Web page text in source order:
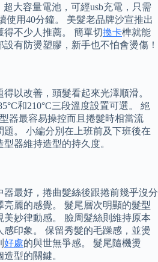
超大容量電池，可經usb充電，只需
使用40分鐘。 美髮老品牌沙宣推出
不少人推薦。 簡單切換卡榫就能
有防燙塑膠，新手也不怕會燙傷！
以改善，頭髮看起來光澤順滑。
和210°C三段溫度設置可選。 絕
器最容易操控而且捲髮時相當流
。 小編分別在上班前及下班後在
器維持造型的持久度。
最好，捲曲髮絲後跟捲前幾乎沒分
亮麗的感覺。 髮尾層次明顯的髮型
美妙律動感。 臉周髮絲則維持原本
印象。 保留秀髮的毛躁感，並燙
好處的與世無爭感。 髮尾隨機燙
型的關鍵。